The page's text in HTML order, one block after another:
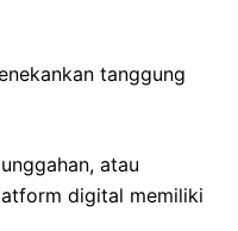
tanggung
atau
digital memiliki